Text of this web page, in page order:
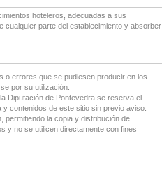
hoteleros, adecuadas a sus
cualquier parte del establecimiento y absorber
o errores que se pudiesen producir en los
por su utilización.
Diputación de Pontevedra se reserva el
contenidos de este sitio sin previo aviso.
permitiendo la copia y distribución de
y no se utilicen directamente con fines